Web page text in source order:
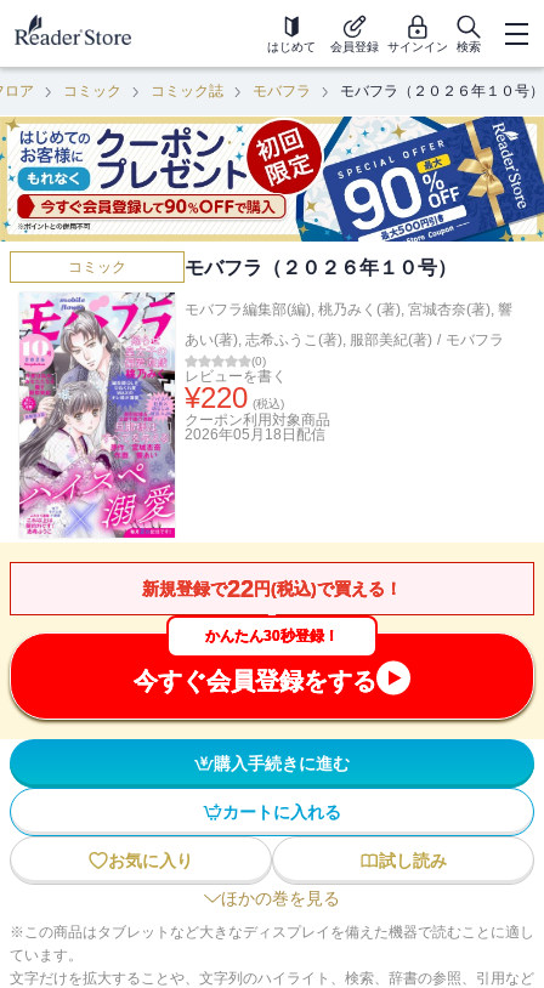
はじめて 会員登録 サインイン 検索
ロア コミック コミック誌 モバフラ モバフラ（２０２６年１０号）
コミック モバフラ（２０２６年１０号）
モバフラ編集部(編), 桃乃みく(著), 宮城杏奈(著), 響
あい(著), 志希ふうこ(著), 服部美紀(著) / モバフラ
(0)
レビューを書く
¥220 (税込)
クーポン利用対象商品
2026年05月18日 配信
新規登録で22円(税込)で買える！
かんたん30秒登録！
今すぐ会員登録をする
購入手続きに進む
カートに入れる
お気に入り
試し読み
ほかの巻を見る
※この商品はタブレットなど大きなディスプレイを備えた機器で読むことに適し
ています。
文字だけを拡大することや、文字列のハイライト、検索、辞書の参照、引用など